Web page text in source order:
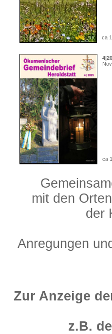
ca
ca
mit den
der
Anregungen
Zur Anzeige
z.B.